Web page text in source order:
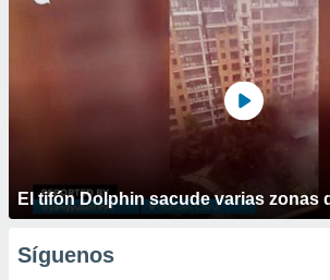
El tifón Dolphin sacude varias zonas
Síguenos